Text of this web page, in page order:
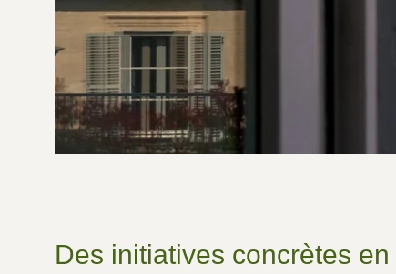
Des initiatives concrètes